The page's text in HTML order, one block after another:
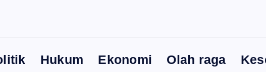
Hukum Ekonomi Olah raga